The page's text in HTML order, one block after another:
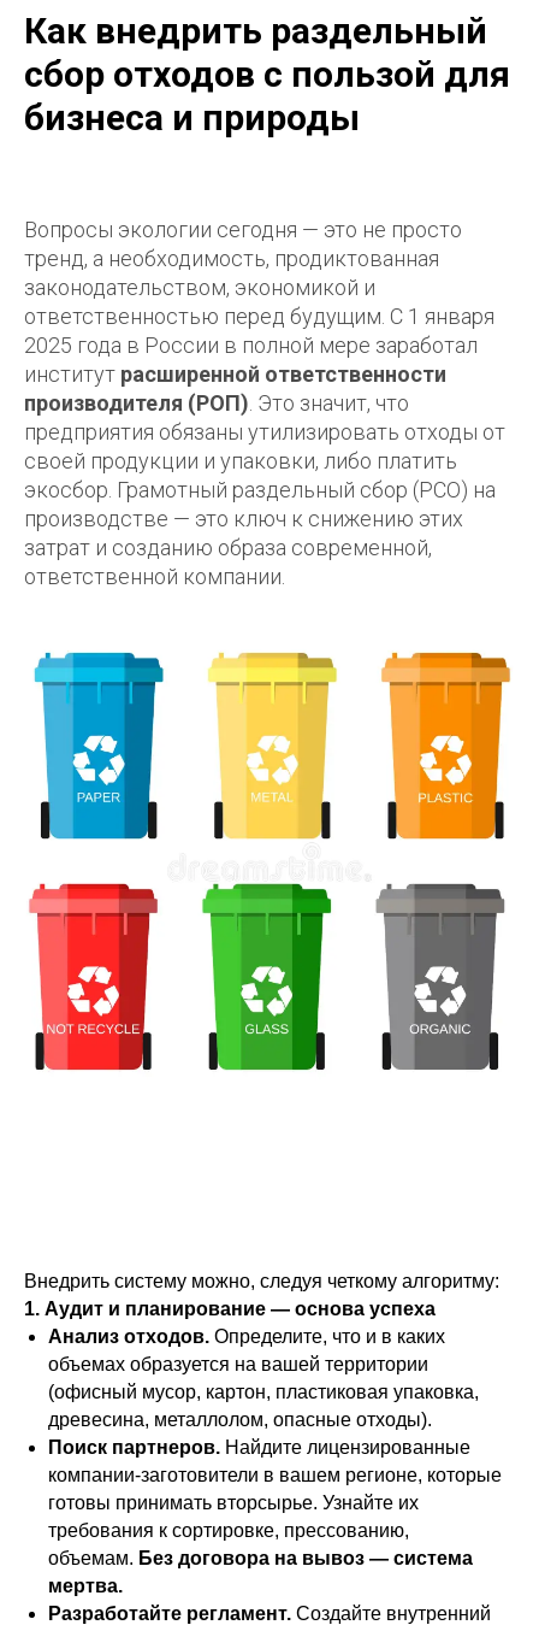
Как внедрить раздельный
сбор отходов с пользой для
бизнеса и природы
Вопросы экологии сегодня — это не просто
тренд, а необходимость, продиктованная
законодательством, экономикой и
ответственностью перед будущим. С 1 января
2025 года в России в полной мере заработал
институт расширенной ответственности
производителя (РОП) . Это значит, что
предприятия обязаны утилизировать отходы от
своей продукции и упаковки, либо платить
экосбор. Грамотный раздельный сбор (РСО) на
производстве — это ключ к снижению этих
затрат и созданию образа современной,
ответственной компании.
Внедрить систему можно, следуя четкому алгоритму:
1. Аудит и планирование — основа успеха
Анализ отходов. Определите, что и в каких
объемах образуется на вашей территории
(офисный мусор, картон, пластиковая упаковка,
древесина, металлолом, опасные отходы).
Поиск партнеров. Найдите лицензированные
компании-заготовители в вашем регионе, которые
готовы принимать вторсырье. Узнайте их
требования к сортировке, прессованию,
объемам. Без договора на вывоз — система
мертва.
Разработайте регламент. Создайте внутренний